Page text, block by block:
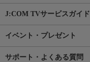
J:COM TVサービスガイド
イベント・プレゼント
サポート・よくある質問